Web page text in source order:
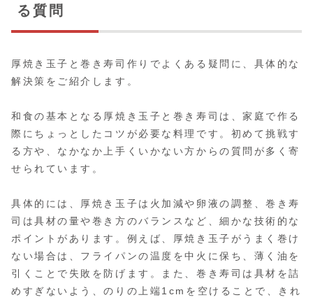
る質問
厚焼き玉子と巻き寿司作りでよくある疑問に、具体的な
解決策をご紹介します。
和食の基本となる厚焼き玉子と巻き寿司は、家庭で作る
際にちょっとしたコツが必要な料理です。初めて挑戦す
る方や、なかなか上手くいかない方からの質問が多く寄
せられています。
具体的には、厚焼き玉子は火加減や卵液の調整、巻き寿
司は具材の量や巻き方のバランスなど、細かな技術的な
ポイントがあります。例えば、厚焼き玉子がうまく巻け
ない場合は、フライパンの温度を中火に保ち、薄く油を
引くことで失敗を防げます。また、巻き寿司は具材を詰
めすぎないよう、のりの上端1cmを空けることで、きれ